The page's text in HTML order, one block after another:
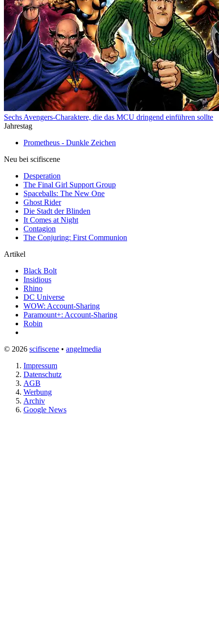
Sechs Avengers-Charaktere, die das MCU dringend einführen sollte
Jahrestag
Prometheus - Dunkle Zeichen
Neu bei scifiscene
Desperation
The Final Girl Support Group
Spaceballs: The New One
Ghost Rider
Die Stadt der Blinden
It Comes at Night
Contagion
The Conjuring: First Communion
Artikel
Black Bolt
Insidious
Rhino
DC Universe
WOW: Account-Sharing
Paramount+: Account-Sharing
Robin
© 2026 scifiscene • angelmedia
Impressum
Datenschutz
AGB
Werbung
Archiv
Google News